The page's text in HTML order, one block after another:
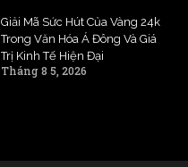
Giải Mã Sức Hút Của Vàng 24k
Trong Văn Hóa Á Đông Và Giá
Trị Kinh Tế Hiện Đại
Tháng 8 5, 2026